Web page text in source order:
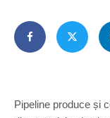
Pipeline produce și